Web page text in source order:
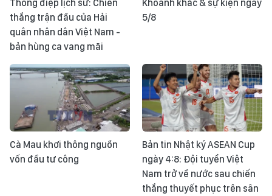
Thông điệp lịch sử: Chiến
thắng trận đầu của Hải
quân nhân dân Việt Nam -
bản hùng ca vang mãi
Khoảnh khắc & sự kiện ngày
5/8
Cà Mau khơi thông nguồn
vốn đầu tư công
Bản tin Nhật ký ASEAN Cup
ngày 4:8: Đội tuyển Việt
Nam trở về nước sau chiến
thắng thuyết phục trên sân